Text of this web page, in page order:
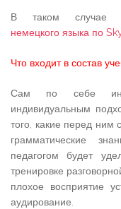
В таком случае
немецкого языка по
Что входит в состав
Сам по себе
индивидуальным
того, какие перед ним
грамматические
педагогом будет
тренировке
плохое восприятие
аудирование.